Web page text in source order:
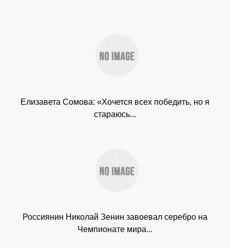
Елизавета Сомова: «Хочется всех победить, но я
стараюсь...
Россиянин Николай Зенин завоевал серебро на
Чемпионате мира...